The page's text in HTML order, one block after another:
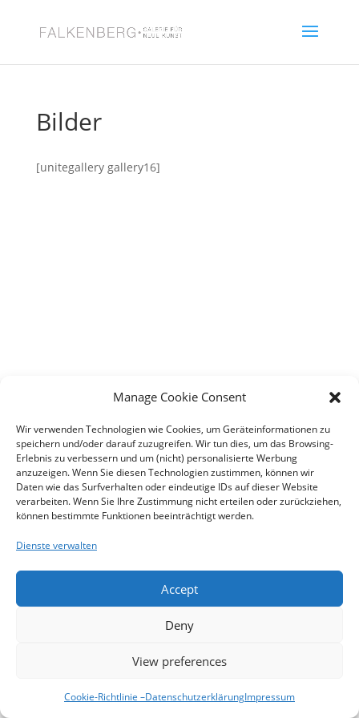
Manage Cookie Consent
Wir verwenden Technologien wie Cookies, um Geräteinformationen zu
speichern und/oder darauf zuzugreifen. Wir tun dies, um das Browsing-
Erlebnis zu verbessern und um (nicht) personalisierte Werbung
anzuzeigen. Wenn Sie diesen Technologien zustimmen, können wir
Daten wie das Surfverhalten oder eindeutige IDs auf dieser Website
verarbeiten. Wenn Sie Ihre Zustimmung nicht erteilen oder zurückziehen,
können bestimmte Funktionen beeinträchtigt werden.
Dienste verwalten
Accept
Deny
View preferences
Cookie-Richtlinie –DatenschutzerklärungImpressum
Bilder
[unitegallery gallery16]
Datenschutzerklärung
Impressum